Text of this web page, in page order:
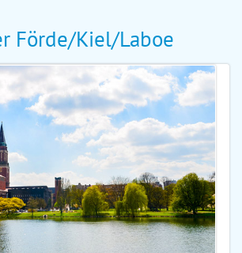
Förde/Kiel/Laboe